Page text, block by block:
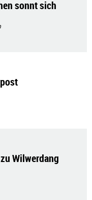
sonnt sich
Wilwerdang